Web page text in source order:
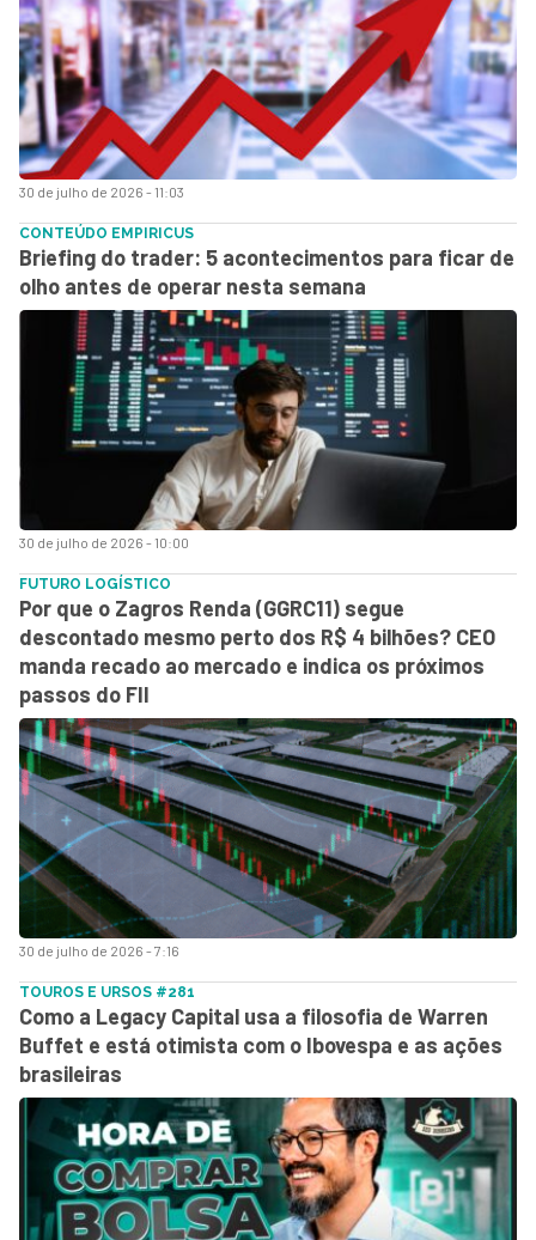
30 de julho de 2026 - 11:03
30 de julho de 2026 - 10:00
CONTEÚDO EMPIRICUS
Briefing do trader: 5 acontecimentos para ficar de
olho antes de operar nesta semana
30 de julho de 2026 - 7:16
FUTURO LOGÍSTICO
Por que o Zagros Renda (GGRC11) segue
descontado mesmo perto dos R$ 4 bilhões? CEO
manda recado ao mercado e indica os próximos
passos do FII
TOUROS E URSOS #281
Como a Legacy Capital usa a filosofia de Warren
Buffet e está otimista com o Ibovespa e as ações
brasileiras